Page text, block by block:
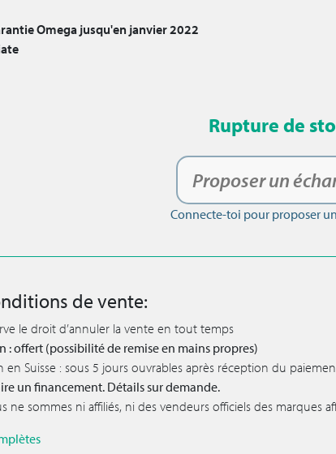
Omega jusqu'en janvier 2022
Rupture de
Proposer un
Connecte-toi pour proposer
de vente:
le droit d’annuler la vente en tout temps
: offert (possibilité de remise en mains propres)
en Suisse : sous 5 jours ouvrables après réception du
un financement. Détails sur demande.
ne sommes ni affiliés, ni des vendeurs officiels des marques